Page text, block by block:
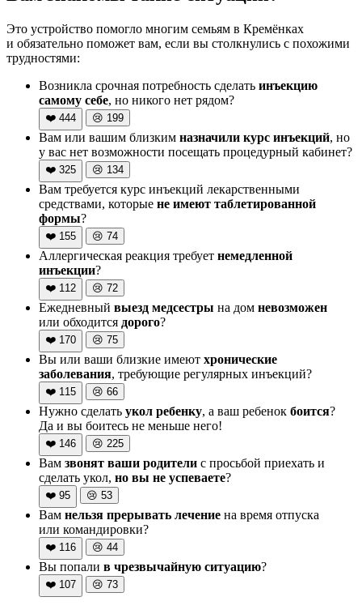
Это устройство помогло многим семьям в Кремёнках
и обязательно поможет вам, если вы столкнулись с похожими
трудностями:
Возникла срочная потребность сделать инъекцию
самому себе, но никого нет рядом?
❤️ 444 😢 199
Вам или вашим близким назначили курс инъекций, но
у вас нет возможности посещать процедурный кабинет?
❤️ 325 😢 134
Вам требуется курс инъекций лекарственными
средствами, которые не имеют таблетированной
формы?
❤️ 155 😢 74
Аллергическая реакция требует немедленной
инъекции?
❤️ 112 😢 72
Ежедневный выезд медсестры на дом невозможен
или обходится дорого?
❤️ 170 😢 75
Вы или ваши близкие имеют хронические
заболевания, требующие регулярных инъекций?
❤️ 115 😢 66
Нужно сделать укол ребенку, а ваш ребенок боится?
Да и вы боитесь не меньше него!
❤️ 146 😢 225
Вам звонят ваши родители с просьбой приехать и
сделать укол, но вы не успеваете?
❤️ 95 😢 53
Вам нельзя прерывать лечение на время отпуска
или командировки?
❤️ 116 😢 44
Вы попали в чрезвычайную ситуацию?
❤️ 107 😢 73